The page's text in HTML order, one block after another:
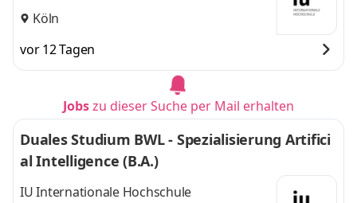
Köln
vor 12 Tagen
Jobszu dieser Suche per Mail erhalten
Duales Studium BWL - Spezialisierung Artifici
al Intelligence (B.A.)
IU Internationale Hochschule